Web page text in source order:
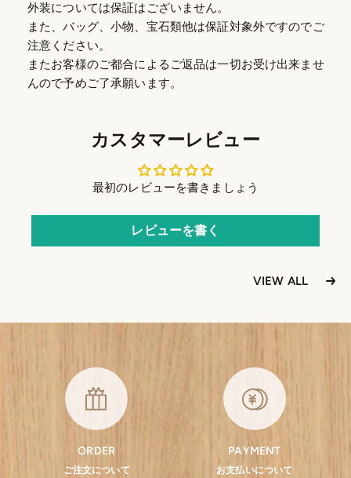
外装については保証はございません。
また、バッグ、小物、宝石類他は保証対象外ですのでご
注意ください。
またお客様のご都合によるご返品は一切お受け出来ませ
んので予めご了承願います。
カスタマーレビュー
最初のレビューを書きましょう
レビューを書く
VIEW ALL
ORDER
ご注文について
PAYMENT
お支払いについて